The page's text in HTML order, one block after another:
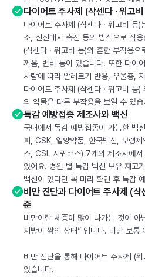
다이어트 주사제 (삭센다 · 위고
다이어트 주사제 (삭센다 · 위고비 등
소, 신진대사 촉진 등의 방식으로 작
(삭센다 · 위고비 등)의 흔한 부작용
꺼움, 변비 등이 있습니다. 또한 다이
사람에 따라 알레르기 반응, 우울증,
다이어트 주사제 (삭센다 · 위고비 등
의 약물은 다른 부작용을 보일 수 있습
독감 예방접종 제조사와 백신
국내에서 독감 예방접종이 가능한 백
피, GSK, 일양약품, 한국백신, 보령
스, CSL 시퀴러스) 7개의 제조사에
있어요. 병원 별 독감 백신 보유 재고
백신이 있다면 꼭 미리 확인 후 독감
비만 진단과 다이어트 주사제 (삭
준
비만이란 체중이 많이 나가는 것이 아
지방이 쌓인 상태” 입니다. 비만 보통
비만 진단을 통해 다이어트 주사제 (
있습니다.